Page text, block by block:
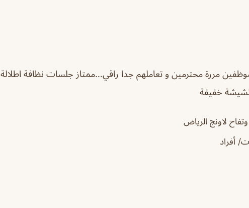
مررة محترمين و تعاملهم جدا راقي…ممتاز جلسات نظافة اطلالة
خفيفة
لاونج الرياض
أفراد